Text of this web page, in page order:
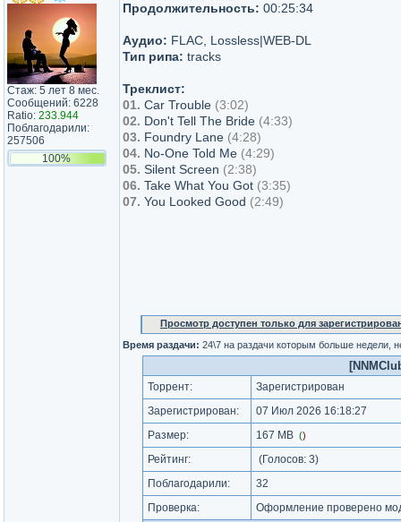
Стаж: 5 лет 8 мес.
Сообщений: 6228
Ratio: 233.944
Поблагодарили:
257506
100%
Продолжительность: 00:25:34
Аудио: FLAC, Lossless|WEB-DL
Тип рипа: tracks
Треклист:
01. Car Trouble (3:02)
02. Don't Tell The Bride (4:33)
03. Foundry Lane (4:28)
04. No-One Told Me (4:29)
05. Silent Screen (2:38)
06. Take What You Got (3:35)
07. You Looked Good (2:49)
Просмотр доступен только для
Время раздачи: 24\7 на раздачи которым больше недели,
Торрент:
Зарегистрирован
Зарегистрирован:
07 Июл 2026 16:18:27
Размер:
167 MB ()
Рейтинг: (Голосов: 3)
Поблагодарили:
32
Проверка:
Оформление проверено